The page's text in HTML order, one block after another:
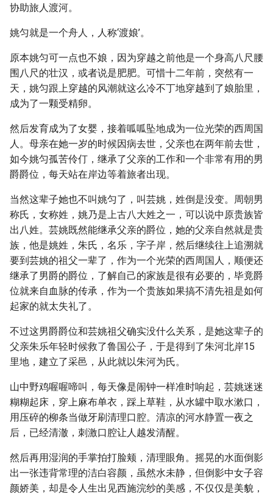
协助旅人渡河。
姚匀就是一个舟人，人称‘渡娘’。
原本姚匀可一点也不娘，因为穿越之前他是一个身高八尺腰
围八尺的壮汉，或者说是肥肥。可惜十二年前，突然有一
天，姚匀跟上穿越的风潮就这么冷不丁地穿越到了娘胎里，
成为了一颗受精卵。
然后发育成为了女婴，接着呱呱坠地成为一位光荣的西周国
人。母亲在她一岁的时候因病去世，父亲也在两年前去世，
如今姚匀孤苦伶仃，继承了父亲的工作和一个非常有用的男
爵爵位，每天站在岸边等着旅者出现。
当然这辈子她也不叫姚匀了，叫芸姚，姓倒是没变。周朝男
称氏，女称姓，姚乃是上古八大姓之一，可以说中原贵族皆
出八姓。芸姚既然能继承父亲的爵位，她的父亲自然就是贵
族，他是姚姓，朱氏，名乐，字子岸，然后继续往上追溯就
要到芸姚的祖父一辈了，作为一个光荣的西周国人，顺便还
继承了男爵的爵位，了解自己的家族是很有必要的，毕竟爵
位就来自血脉的传承，作为一个贵族如果搞不清先祖是如何
起家的就太失礼了。
不过这男爵爵位和芸姚祖父确实没什么关系，是她这辈子的
父亲朱乐年轻时候救了鲁国公子，于是得到了朱河北岸15
里地，建立了采邑，从此就以朱河为氏。
山中野鸡喔喔啼叫，每天像是闹钟一样准时响起，芸姚迷迷
糊糊起床，穿上麻布单衣，踩上草鞋，从水罐中取水漱口，
用压碎的柳条当做牙刷清理口腔。清凉的河水静置一夜之
后，已经清澈，刺激口腔让人越发清醒。
然后再用湿润的手掌拍打脸颊，清理眼角。摇晃的水面倒影
出一张违背常理的洁白容颜，虽然水未静，但倒影中女子容
颜娇美，却是令人生出见西施浣纱的美感，不仅仅是美貌，